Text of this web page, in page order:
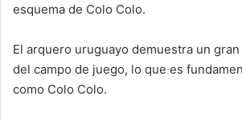
esquema de Colo Colo.
El arquero uruguayo demuestra un
del campo de juego, lo que es
como Colo Colo.